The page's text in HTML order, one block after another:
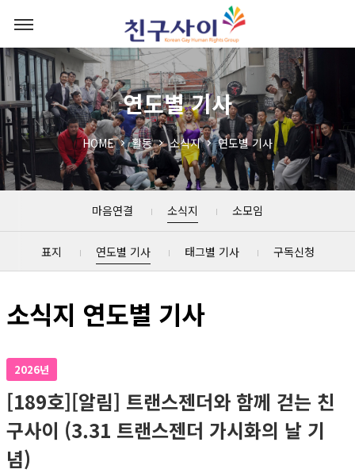
연도별 기사
HOME 활동 소식지 연도별 기사
마음연결 소식지 소모임
표지 연도별 기사 태그별 기사 구독신청
소식지 연도별 기사
2026년
[189호][알림] 트랜스젠더와 함께 걷는 친
구사이 (3.31 트랜스젠더 가시화의 날 기
념)